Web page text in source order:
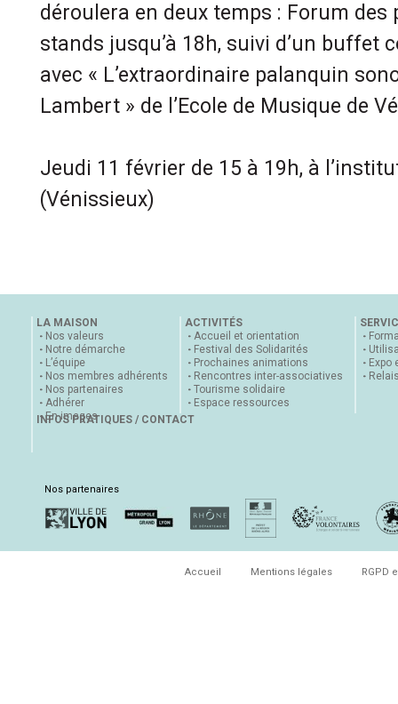
déroulera en deux temps : Forum des
stands jusqu’à 18h, suivi d’un buffet
avec « L’extraordinaire palanquin
Lambert » de l’Ecole de Musique de
Jeudi 11 février de 15 à 19h, à
(Vénissieux)
LA MAISON
Nos valeurs
Notre démarche
L’équipe
Nos membres adhérents
Nos partenaires
Adhérer
En images
ACTIVITÉS
Accueil et orientation
Festival des Solidarités
Prochaines animations
Rencontres inter-associatives
Tourisme solidaire
Espace ressources
Expo
INFOS PRATIQUES / CONTACT
Nos partenaires
Accueil Mentions légales RGPD